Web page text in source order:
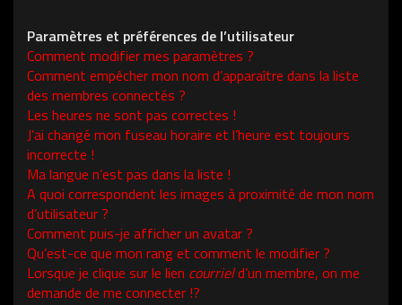
Paramètres et préférences de l’utilisateur
Comment modifier mes paramètres ?
Comment empêcher mon nom d’apparaître dans la liste
des membres connectés ?
Les heures ne sont pas correctes !
J’ai changé mon fuseau horaire et l’heure est toujours
incorrecte !
Ma langue n’est pas dans la liste !
A quoi correspondent les images à proximité de mon nom
d’utilisateur ?
Comment puis-je afficher un avatar ?
Qu’est-ce que mon rang et comment le modifier ?
Lorsque je clique sur le lien courrield’un membre, on me
demande de me connecter !?